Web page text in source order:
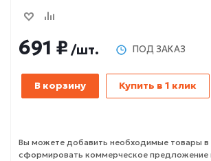
691 ₽ /шт. ПОД ЗАКАЗ
В корзину Купить в 1 клик
Вы можете добавить необходимые товары в
сформировать коммерческое предложение